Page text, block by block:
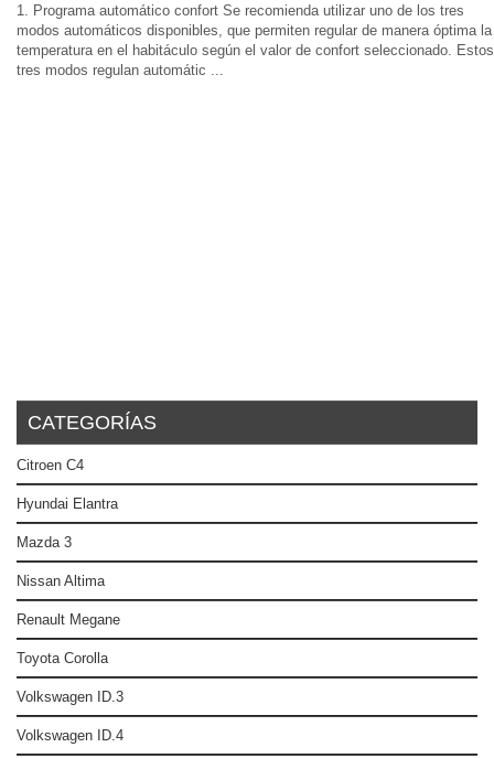
1. Programa automático confort Se recomienda utilizar uno de los tres
modos automáticos disponibles, que permiten regular de manera óptima la
temperatura en el habitáculo según el valor de confort seleccionado. Estos
tres modos regulan automátic ...
CATEGORÍAS
Citroen C4
Hyundai Elantra
Mazda 3
Nissan Altima
Renault Megane
Toyota Corolla
Volkswagen ID.3
Volkswagen ID.4